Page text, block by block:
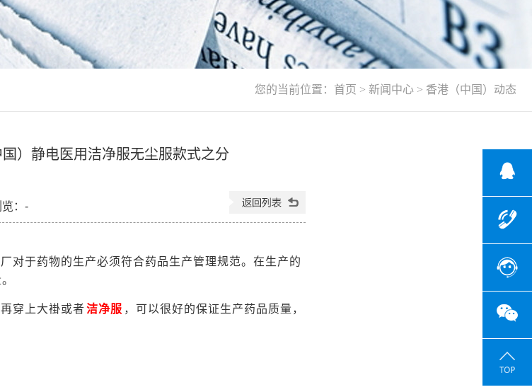
您的当前位置： 首页 > 新闻中心 > 香港（中国）动态
）静电医用洁净服无尘服款式之分
： -
对于药物的生产必须符合药品生产管理规范。在生产的
穿上大褂或者洁净服 ，可以很好的保证生产药品质量，